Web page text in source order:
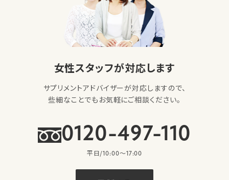
女性スタッフが対応します
サプリメントアドバイザーが対応しますので、
些細なことでもお気軽にご相談ください。
0120-497-110
平日/10:00〜17:00